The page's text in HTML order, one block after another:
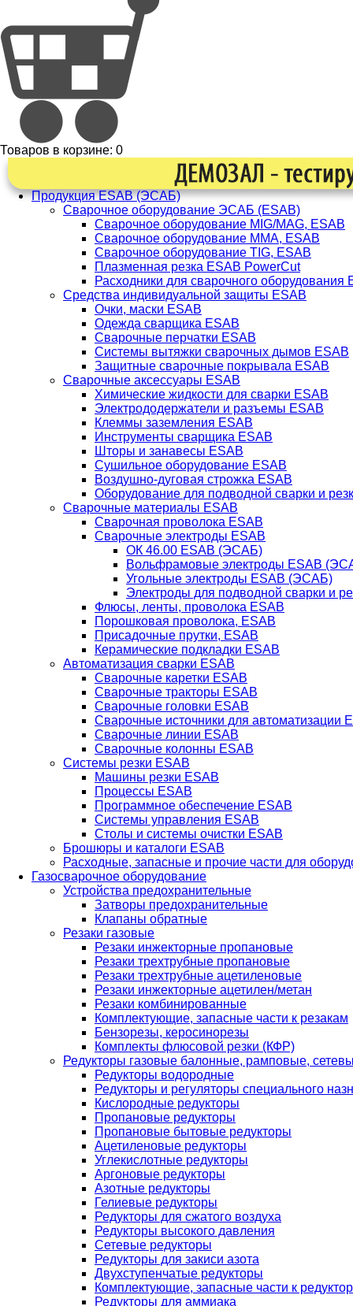
Товаров в корзине: 0
Продукция ESAB (ЭСАБ)
Сварочное оборудование ЭСАБ (ESAB)
Сварочное оборудование MIG/MAG, ESAB
Сварочное оборудование ММА, ESAB
Сварочное оборудование TIG, ESAB
Плазменная резка ESAB PowerCut
Расходники для сварочного оборудования
Средства индивидуальной защиты ESAB
Очки, маски ESAB
Одежда сварщика ESAB
Сварочные перчатки ESAB
Системы вытяжки сварочных дымов ESAB
Защитные сварочные покрывала ESAB
Сварочные аксессуары ESAB
Химические жидкости для сварки ESAB
Электрододержатели и разъемы ESAB
Клеммы заземления ESAB
Инструменты сварщика ESAB
Шторы и занавесы ESAB
Сушильное оборудование ESAB
Воздушно-дуговая строжка ESAB
Оборудование для подводной сварки и
Сварочные материалы ESAB
Сварочная проволока ESAB
Сварочные электроды ESAB
ОК 46.00 ESAB (ЭСАБ)
Вольфрамовые электроды ESAB
Угольные электроды ESAB (ЭСАБ)
Электроды для подводной сварки и
Флюсы, ленты, проволока ESAB
Порошковая проволока, ESAB
Присадочные прутки, ESAB
Керамические подкладки ESAB
Автоматизация сварки ESAB
Сварочные каретки ESAB
Сварочные тракторы ESAB
Сварочные головки ESAB
Сварочные источники для автоматизации
Сварочные линии ESAB
Сварочные колонны ESAB
Системы резки ESAB
Машины резки ESAB
Процессы ESAB
Программное обеспечение ESAB
Системы управления ESAB
Столы и системы очистки ESAB
Брошюры и каталоги ESAB
Расходные, запасные и прочие части для
Газосварочное оборудование
Устройства предохранительные
Затворы предохранительные
Клапаны обратные
Резаки газовые
Резаки инжекторные пропановые
Резаки трехтрубные пропановые
Резаки трехтрубные ацетиленовые
Резаки инжекторные ацетилен/метан
Резаки комбинированные
Комплектующие, запасные части к резакам
Бензорезы, керосинорезы
Комплекты флюсовой резки (КФР)
Редукторы газовые балонные, рамповые,
Редукторы водородные
Редукторы и регуляторы специального
Кислородные редукторы
Пропановые редукторы
Пропановые бытовые редукторы
Ацетиленовые редукторы
Углекислотные редукторы
Аргоновые редукторы
Азотные редукторы
Гелиевые редукторы
Редукторы для сжатого воздуха
Редукторы высокого давления
Сетевые редукторы
Редукторы для закиси азота
Двухступенчатые редукторы
Комплектующие, запасные части к
Редукторы для аммиака